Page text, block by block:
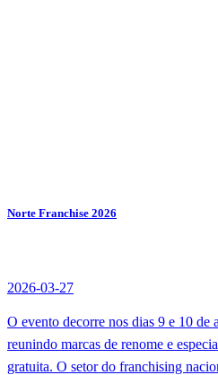
Norte Franchise 2026
2026-03-27
O evento decorre nos dias 9 e 10
reunindo marcas de renome e
gratuita. O setor do franchising